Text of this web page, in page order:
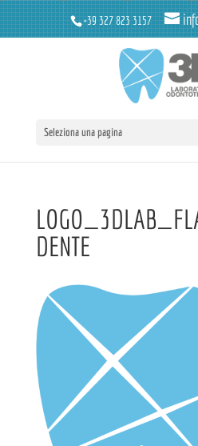
+39 327 823 3157
Seleziona una pagina
DENTE